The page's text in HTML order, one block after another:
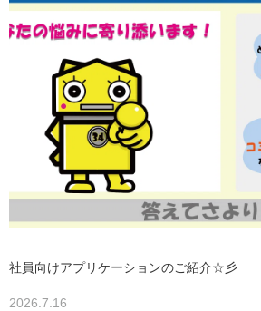
社員向けアプリケーションのご紹介☆彡
2026.7.16